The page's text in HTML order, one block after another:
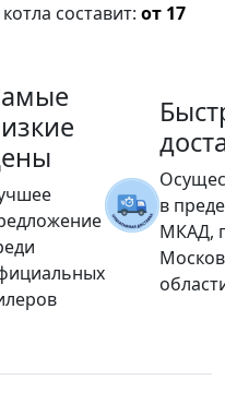
составит: от 17
в
МКАД,